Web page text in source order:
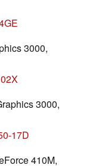
3000,
3000,
17D
410M,